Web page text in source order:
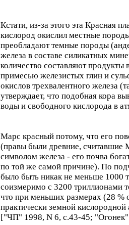
Кстати, из-за этого эта Красная
кислород окислил местные
преобладают темные породы
железа в составе силикатных
количество составляют
примесью железистых глин и
окислов трехвалентного железа
утверждает, что подобная кора
воды и свободного кислорода в
Марс красный потому, что его
(правы были древние, считавшие
символом железа - его почва
по той же самой причине). По
было быть никак не меньше 1000
соизмеримо с 3200 триллионами
что при меньших размерах (28 %
практически земной
["ЧП" 1998, N 6, с.43-45; "Огонек"